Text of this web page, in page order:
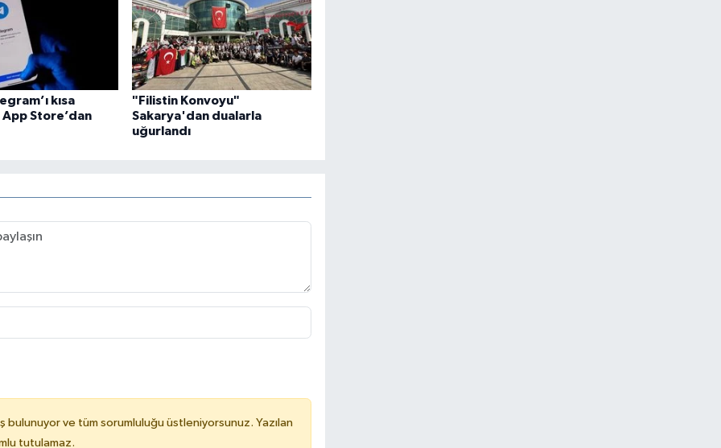
kısa
Store’dan
"Filistin Konvoyu"
Sakarya'dan dualarla
uğurlandı
bulunuyor ve tüm sorumluluğu üstleniyorsunuz. Yazılan
tutulamaz.